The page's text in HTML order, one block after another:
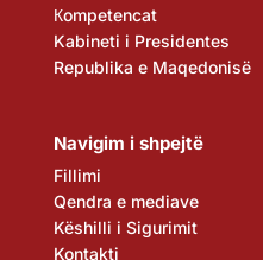
Кompetencat
Kabineti i Presidentes
Republika e Maqedonisë
Navigim i shpejtë
Fillimi
Qendra e mediave
Këshilli i Sigurimit
Kontakti